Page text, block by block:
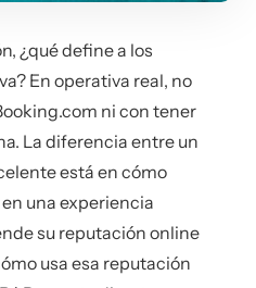
¿qué define a los
En operativa real, no
ni con tener
La diferencia entre un
está en cómo
una experiencia
su reputación online
usa esa reputación